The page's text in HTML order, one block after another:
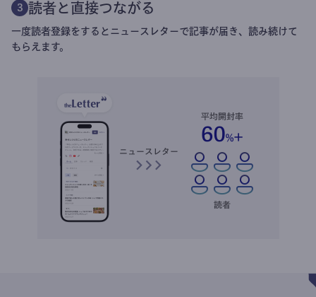
3 読者と直接つながる
一度読者登録をするとニュースレターで記事が届き、読み続けて
もらえます。